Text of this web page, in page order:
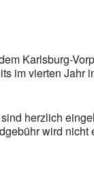
Karlsburg-
im vierten
herzlich
wird nicht